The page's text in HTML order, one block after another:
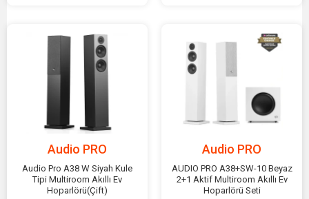
Audio PRO
Audio Pro A38 W Siyah Kule
Tipi Multiroom Akıllı Ev
Hoparlörü(Çift)
Audio PRO
AUDIO PRO A38+SW-10 Beyaz
2+1 Aktif Multiroom Akıllı Ev
Hoparlörü Seti